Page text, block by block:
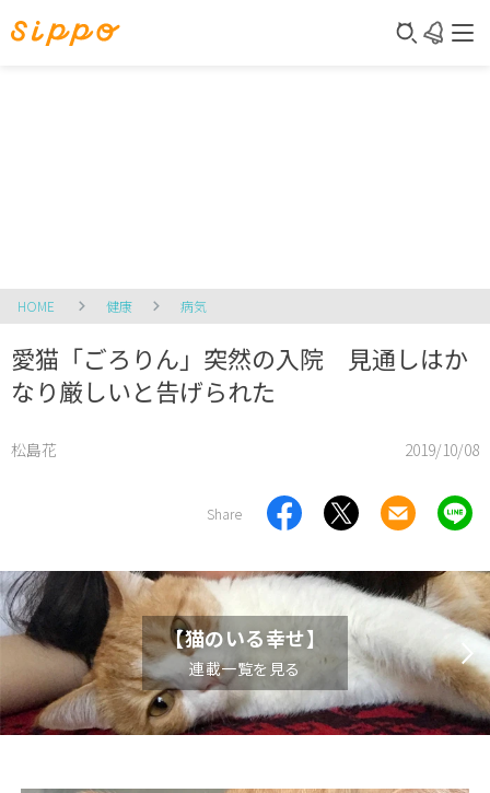
HOME 健康 病気
愛猫「ごろりん」突然の入院 見通しはか
なり厳しいと告げられた
松島花 2019/10/08
Share
【猫のいる幸せ】
連載一覧を見る